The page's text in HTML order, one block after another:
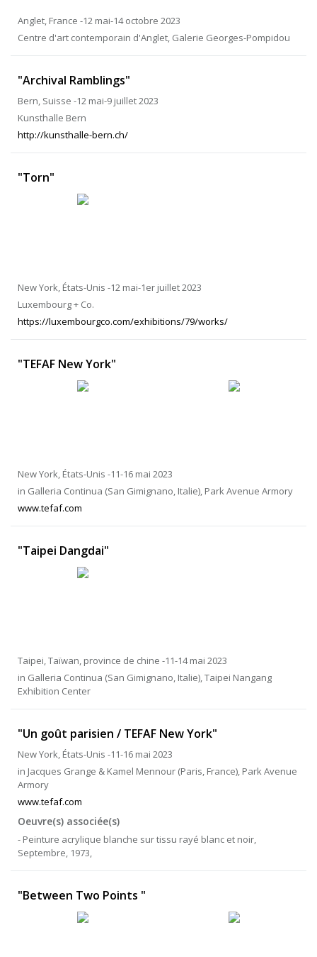
Anglet, France -12 mai-14 octobre 2023
Centre d'art contemporain d'Anglet, Galerie Georges-Pompidou
"Archival Ramblings"
Bern, Suisse -12 mai-9 juillet 2023
Kunsthalle Bern
http://kunsthalle-bern.ch/
"Torn"
New York, États-Unis -12 mai-1er juillet 2023
Luxembourg + Co.
https://luxembourgco.com/exhibitions/79/works/
"TEFAF New York"
New York, États-Unis -11-16 mai 2023
in Galleria Continua (San Gimignano, Italie), Park Avenue Armory
www.tefaf.com
"Taipei Dangdai"
Taipei, Taïwan, province de chine -11-14 mai 2023
in Galleria Continua (San Gimignano, Italie), Taipei Nangang
Exhibition Center
"Un goût parisien / TEFAF New York"
New York, États-Unis -11-16 mai 2023
in Jacques Grange & Kamel Mennour (Paris, France), Park Avenue
Armory
www.tefaf.com
Oeuvre(s) associée(s)
- Peinture acrylique blanche sur tissu rayé blanc et noir,
Septembre, 1973,
"Between Two Points "